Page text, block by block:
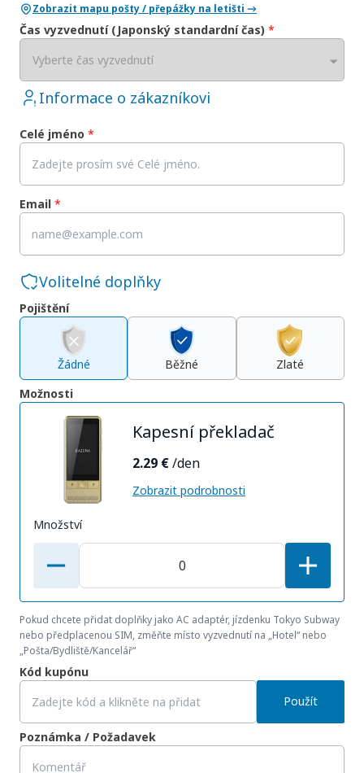
Zobrazit mapu pošty / přepážky na letišti →
Čas vyzvednutí (Japonský standardní čas) *
Vyberte čas vyzvednutí
Informace o zákazníkovi
Celé jméno *
Email *
Volitelné doplňky
Pojištění
Žádné Běžné
Zlaté
Možnosti
Kapesní překladač
2.29 €/den
Zobrazit podrobnosti
Množství
Pokud chcete přidat doplňky jako AC adaptér, jízdenku Tokyo Subway
nebo předplacenou SIM, změňte místo vyzvednutí na „Hotel“ nebo
„Pošta/Bydliště/Kancelář“
Kód kupónu
Použít
Poznámka / Požadavek